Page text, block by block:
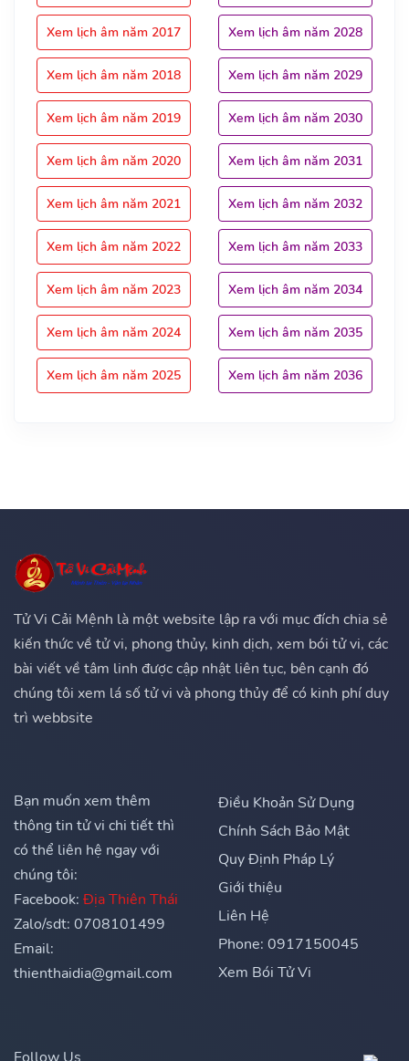
Xem lịch âm năm 2017
Xem lịch âm năm 2018
Xem lịch âm năm 2019
Xem lịch âm năm 2020
Xem lịch âm năm 2021
Xem lịch âm năm 2022
Xem lịch âm năm 2023
Xem lịch âm năm 2024
Xem lịch âm năm 2025
Xem lịch âm năm 2028
Xem lịch âm năm 2029
Xem lịch âm năm 2030
Xem lịch âm năm 2031
Xem lịch âm năm 2032
Xem lịch âm năm 2033
Xem lịch âm năm 2034
Xem lịch âm năm 2035
Xem lịch âm năm 2036
Tử Vi Cải Mệnh là một website lập ra với mục đích chia sẻ
kiến thức về tử vi, phong thủy, kinh dịch, xem bói tử vi, các
bài viết về tâm linh được cập nhật liên tục, bên cạnh đó
chúng tôi xem lá số tử vi và phong thủy để có kinh phí duy
trì webbsite
Bạn muốn xem thêm
thông tin tử vi chi tiết thì
có thể liên hệ ngay với
chúng tôi:
Facebook: Địa Thiên Thái
Zalo/sdt: 0708101499
Email:
thienthaidia@gmail.com
Điều Khoản Sử Dụng
Chính Sách Bảo Mật
Quy Định Pháp Lý
Giới thiệu
Liên Hệ
Phone: 0917150045
Xem Bói Tử Vi